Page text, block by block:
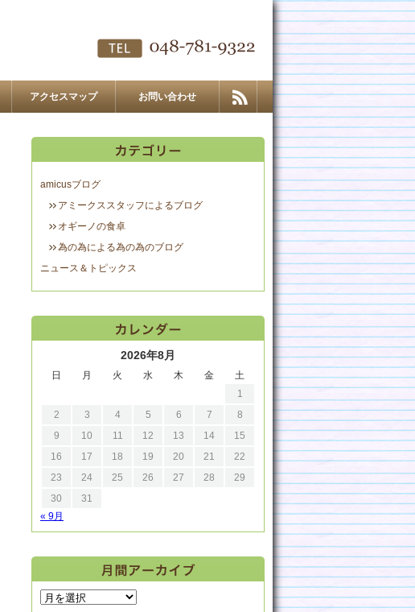
アクセスマップ お問い合わせ
amicusブログ
アミークススタッフによるブログ
オギーノの食卓
為の為による為の為のブログ
ニュース＆トピックス
2026年8月
日 月 火 水 木 金
土
1
2
3 4 5 6 7
8
9
10 11 12 13 14
15
16
17 18 19 20 21
22
23
24 25 26 27 28
29
30
31
« 9月